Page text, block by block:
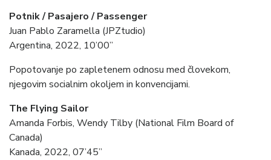
Potnik / Pasajero / Passenger
Juan Pablo Zaramella (JPZtudio)
Argentina, 2022, 10’00”
Popotovanje po zapletenem odnosu med človekom,
njegovim socialnim okoljem in konvencijami.
The Flying Sailor
Amanda Forbis, Wendy Tilby (National Film Board of
Canada)
Kanada, 2022, 07’45”